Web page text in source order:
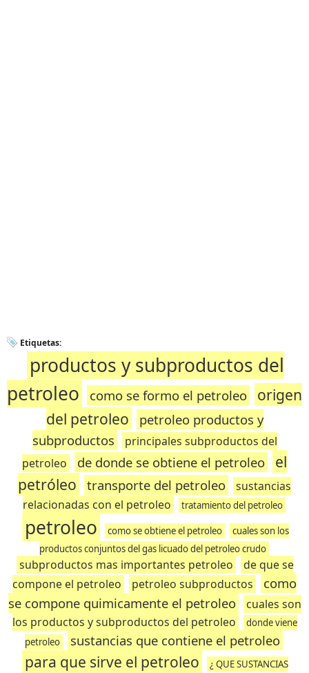
Etiquetas:
productos y subproductos del
petroleo
como se formo el petroleo
origen
del petroleo
petroleo productos y
subproductos
principales subproductos del
petroleo
de donde se obtiene el petroleo
el
petróleo
transporte del petroleo
sustancias
relacionadas con el petroleo
tratamiento del petroleo
petroleo como se obtiene el petroleo
cuales son los
productos conjuntos del gas licuado del petroleo crudo
subproductos mas importantes petroleo
de que se
compone el petroleo
petroleo subproductos
como
se compone quimicamente el petroleo
cuales son
los productos y subproductos del petroleo
donde viene
petroleo
sustancias que contiene el petroleo
para que sirve el petroleo
¿ QUE SUSTANCIAS